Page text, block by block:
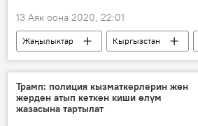
13 Аяк оона 2020, 22:01
Жаңылыктар Кыргызстан
Кытай
ТИМ
Чыңгыз
Трамп: полиция кызматкерлерин жөн
жерден атып кеткен киши өлүм
жазасына тартылат